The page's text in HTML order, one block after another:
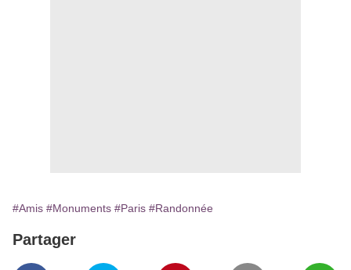
#Amis #Monuments #Paris #Randonnée
Partager